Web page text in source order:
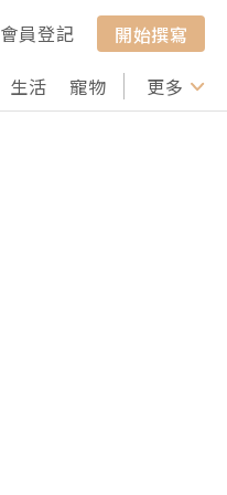
會員登記
開始撰寫
生活 寵物 行山 打卡
更多